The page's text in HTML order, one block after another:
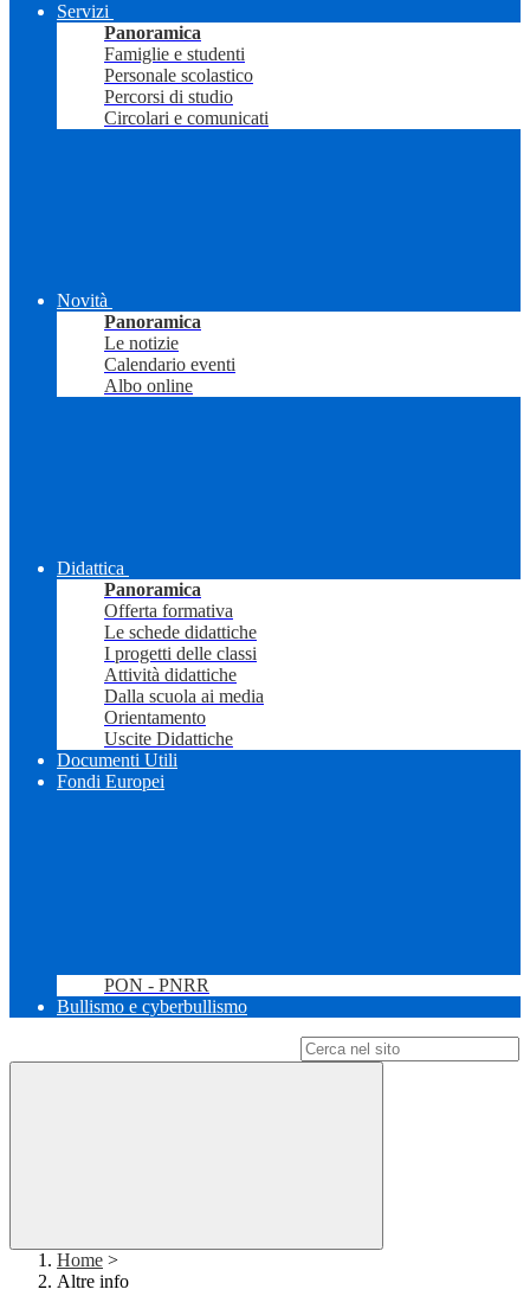
Servizi
Panoramica
Famiglie e studenti
Personale scolastico
Percorsi di studio
Circolari e comunicati
Novità
Panoramica
Le notizie
Calendario eventi
Albo online
Didattica
Panoramica
Offerta formativa
Le schede didattiche
I progetti delle classi
Attività didattiche
Dalla scuola ai media
Orientamento
Uscite Didattiche
Documenti Utili
Fondi Europei
PON - PNRR
Bullismo e cyberbullismo
Home >
Altre info